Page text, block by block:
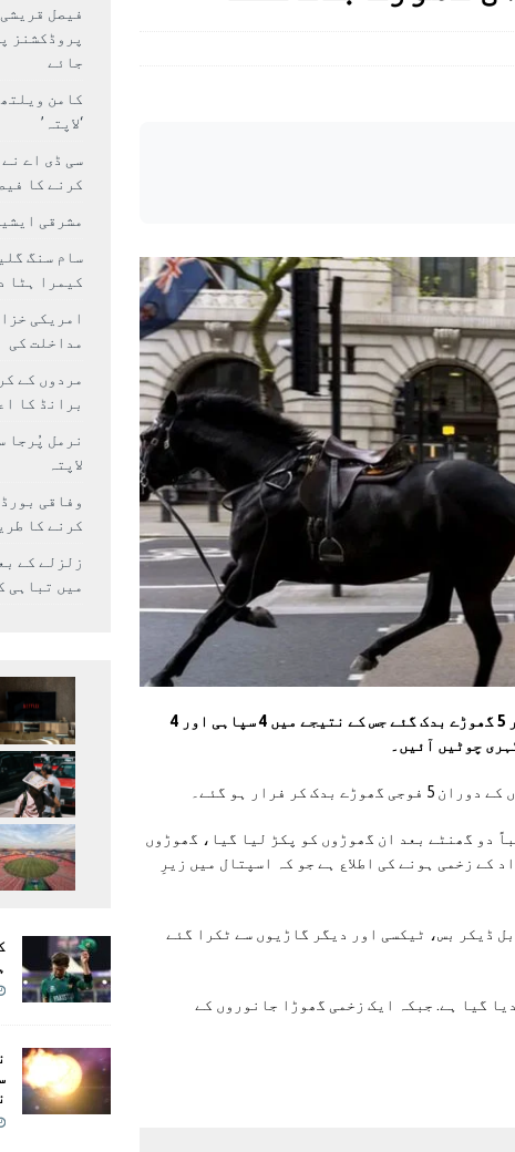
پروڈکشنز پر مقامی مواد کو ترجیح دی جائے
لندن میں فوجی مشقوں کے دوران زور دار آواز سے ڈر کر 5 گھوڑے بدک گئے جس کے نتیجے میں 4 سپاہی اور 4
چوٹیں آئیں۔
فرار ہو گئے۔
دو گھنٹے بعد ان گھوڑوں کو پکڑ لیا گیا، گھوڑوں
کم چار افراد کے زخمی ہونے کی اطلاع ہے جو کہ اسپتال میں زیرِ
ڈیکر بس، ٹیکسی اور دیگر گاڑیوں سے ٹکرا گئے
گیا ہے. جبکہ ایک زخمی گھوڑا جانوروں کے
فیصل
پروڈکشنز
جائے
کامن
‘لاپتہ’
سی ڈی اے
کرنے کا
مشرقی
کیمرا ہٹا
امریکی
مداخلت کی
برانڈ کا
لاپتہ
وفاقی
کرنے کا
زلزلے کے
میں تباہی